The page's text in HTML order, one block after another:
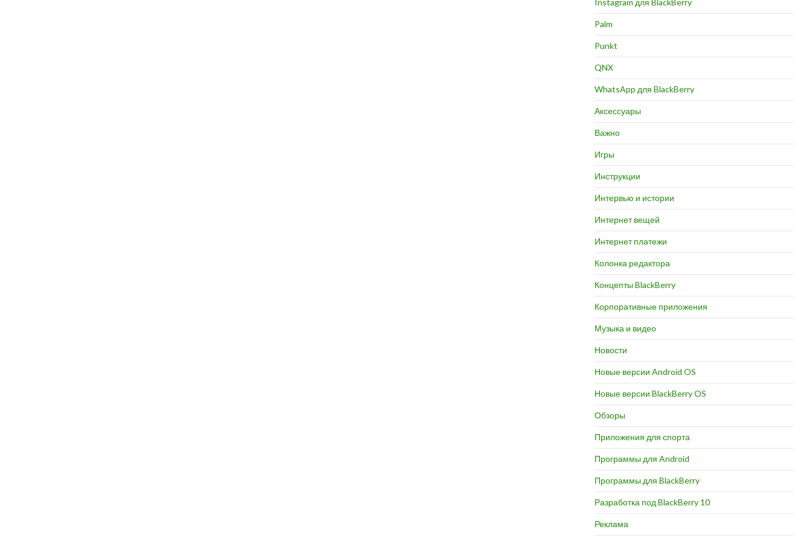
Palm
Punkt
QNX
WhatsApp для BlackBerry
Аксессуары
Важно
Игры
Инструкции
Интервью и истории
Интернет вещей
Интернет платежи
Колонка редактора
Концепты BlackBerry
Корпоративные приложения
Музыка и видео
Новости
Новые версии Android OS
Новые версии BlackBerry OS
Обзоры
Приложения для спорта
Программы для Android
Программы для BlackBerry
Разработка под BlackBerry 10
Реклама